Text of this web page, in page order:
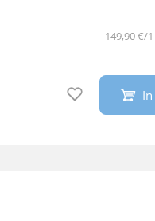
149,90 €/
Auf den